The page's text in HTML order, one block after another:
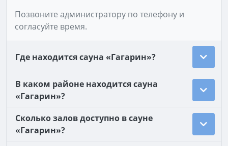
Позвоните администратору по телефону и
согласуйте время.
Где находится сауна «Гагарин»?
В каком районе находится сауна
«Гагарин»?
Сколько залов доступно в сауне
«Гагарин»?